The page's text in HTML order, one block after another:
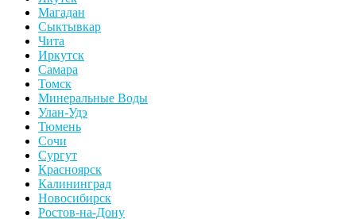
Магадан
Сыктывкар
Чита
Иркутск
Самара
Томск
Минеральные Воды
Улан-Удэ
Тюмень
Сочи
Сургут
Красноярск
Калининград
Новосибирск
Ростов-на-Дону